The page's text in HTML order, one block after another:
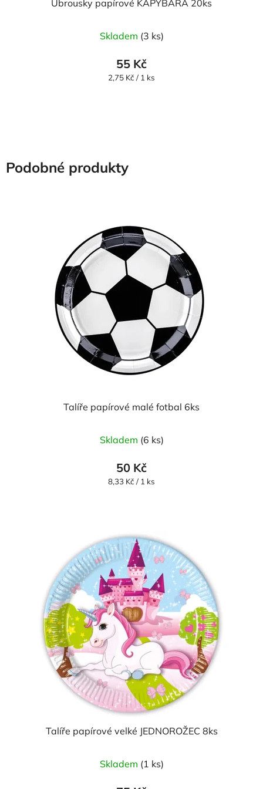
Ubrousky papírové KAPYBARA 20ks
Skladem (3 ks)
55 Kč
Měrná
2,75 Kč / 1 ks
Podobné produkty
Talíře papírové malé fotbal 6ks
Skladem (6 ks)
50 Kč
Měrná
8,33 Kč / 1 ks
Talíře papírové velké JEDNOROŽEC 8ks
Skladem (1 ks)